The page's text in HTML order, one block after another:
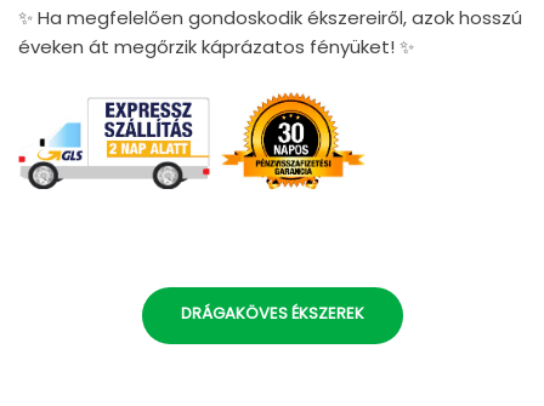
✨ Ha megfelelően gondoskodik ékszereiről, azok hosszú
éveken át megőrzik káprázatos fényüket! ✨
DRÁGAKÖVES ÉKSZEREK